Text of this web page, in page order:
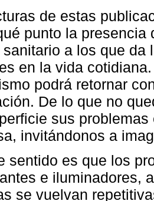
de estas
punto la
sanitario a los que da
en la vida
podrá retornar
De lo que no
sus
invitándonos a
sentido es que los
e iluminadores,
se vuelvan